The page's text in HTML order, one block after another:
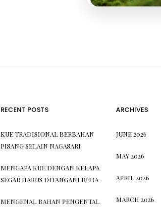
RECENT POSTS
KUE TRADISIONAL BERBAHAN
PISANG SELAIN NAGASARI
MENGAPA KUE DENGAN KELAPA
SEGAR HARUS DITANGANI BEDA
MENGENAL BAHAN PENGENTAL
ARCHIVES
JUNE 2026
MAY 2026
APRIL 2026
MARCH 2026